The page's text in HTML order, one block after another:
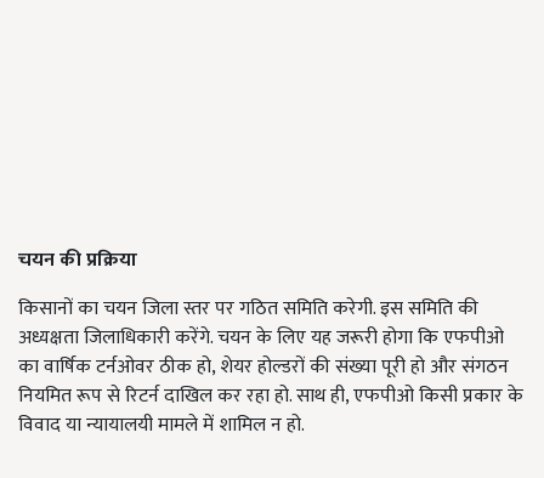
चयन की प्रक्रिया
किसानों का चयन जिला स्तर पर गठित समिति करेगी. इस समिति की
अध्यक्षता जिलाधिकारी करेंगे. चयन के लिए यह जरूरी होगा कि एफपीओ
का वार्षिक टर्नओवर ठीक हो, शेयर होल्डरों की संख्या पूरी हो और संगठन
नियमित रूप से रिटर्न दाखिल कर रहा हो. साथ ही, एफपीओ किसी प्रकार के
विवाद या न्यायालयी मामले में शामिल न हो.